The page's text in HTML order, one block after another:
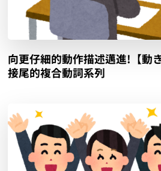
向更仔細的動作描述邁進!【動
接尾的複合動詞系列